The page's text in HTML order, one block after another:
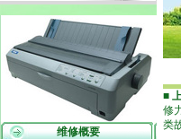
维修概要
■
修
类